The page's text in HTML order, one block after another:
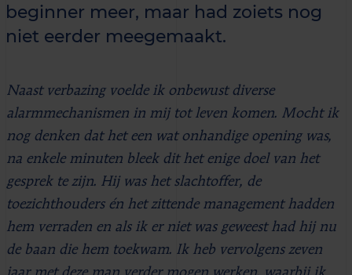
beginner meer, maar had zoiets nog
niet eerder meegemaakt.
Naast verbazing voelde ik onbewust diverse
alarmmechanismen in mij tot leven komen. Mocht ik
nog denken dat het een wat onhandige opening was,
na enkele minuten bleek dit het enige doel van het
gesprek te zijn. Hij was het slachtoffer, de
toezichthouders én het zittende management hadden
hem verraden en als ik er niet was geweest had hij nu
de baan die hem toekwam. Ik heb vervolgens zeven